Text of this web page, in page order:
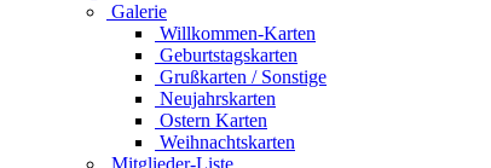
Galerie
Willkommen-Karten
Geburtstagskarten
Grußkarten / Sonstige
Neujahrskarten
Ostern Karten
Weihnachtskarten
Mitglieder-Liste